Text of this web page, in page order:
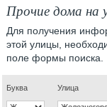
Прочие дома на
Для получения
этой улицы,
поле формы поиска.
Буква Улица